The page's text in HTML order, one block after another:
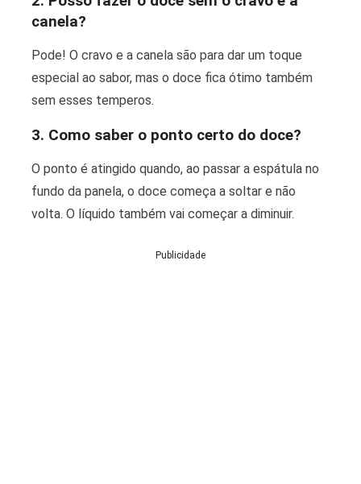
canela?
Pode! O cravo e a canela são para dar um toque
especial ao sabor, mas o doce fica ótimo também
sem esses temperos.
3. Como saber o ponto certo do doce?
O ponto é atingido quando, ao passar a espátula no
fundo da panela, o doce começa a soltar e não
volta. O líquido também vai começar a diminuir.
Publicidade